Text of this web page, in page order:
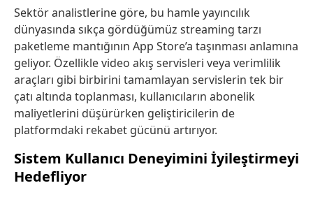
Sektör analistlerine göre, bu hamle yayıncılık
dünyasında sıkça gördüğümüz streaming tarzı
paketleme mantığının App Store’a taşınması anlamına
geliyor. Özellikle video akış servisleri veya verimlilik
araçları gibi birbirini tamamlayan servislerin tek bir
çatı altında toplanması, kullanıcıların abonelik
maliyetlerini düşürürken geliştiricilerin de
platformdaki rekabet gücünü artırıyor.
Sistem Kullanıcı Deneyimini İyileştirmeyi
Hedefliyor